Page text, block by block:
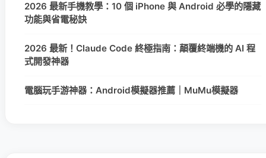
2026 最新手機教學：10 個 iPhone 與 Android 必學的隱藏
功能與省電秘訣
2026 最新！Claude Code 終極指南：顛覆終端機的 AI 程
式開發神器
電腦玩手游神器：Android模擬器推薦｜MuMu模擬器